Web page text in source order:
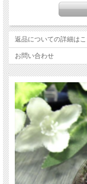
て表情が異なり、世界
自然の癒やしと龍神の
お守りとして、また個
【意味合い云われ・伝承
土地と繋がる力を強める
ヒーリング効果。
ご注意事項
※1点物のため、現物の
※トップのみの販売の
※サイズは目安です。
※天然石商品のため、内
然な色みになるよう撮
って表示される色みに
返品についての詳細は
お問い合わせ